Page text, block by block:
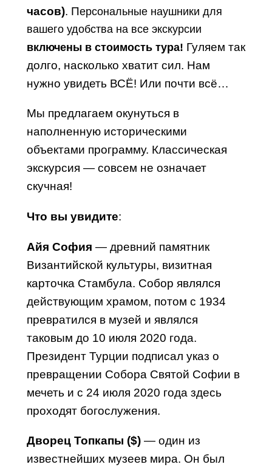
часов). Персональные наушники для
вашего удобства на все экскурсии
включены в стоимость тура! Гуляем так
долго, насколько хватит сил. Нам
нужно увидеть ВСЁ! Или почти всё…
Мы предлагаем окунуться в
наполненную историческими
объектами программу. Классическая
экскурсия — совсем не означает
скучная!
Что вы увидите:
Айя София — древний памятник
Византийской культуры, визитная
карточка Стамбула. Собор являлся
действующим храмом, потом с 1934
превратился в музей и являлся
таковым до 10 июля 2020 года.
Президент Турции подписал указ о
превращении Собора Святой Софии в
мечеть и с 24 июля 2020 года здесь
проходят богослужения.
Дворец Топкапы ($) — один из
известнейших музеев мира. Он был